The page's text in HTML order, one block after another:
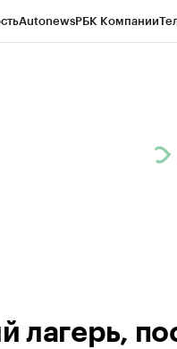
AutonewsРБК Компании
лагерь,